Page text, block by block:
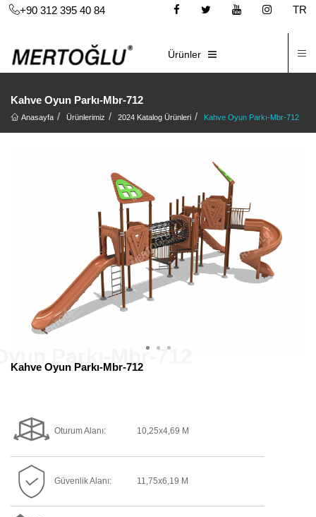
+90 312 395 40 84
TR
Ürünler
Kahve Oyun Parkı-Mbr-712
Anasayfa Ürünlerimiz 2024 Katalog Ürünleri Kahve Oyun Parkı-Mbr-712
Kahve Oyun Parkı-Mbr-712
Oturum Alanı: 10,25x4,69 M
Güvenlik Alanı: 11,75x6,19 M